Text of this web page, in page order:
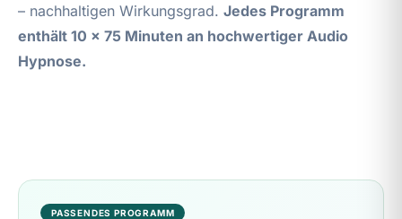
– nachhaltigen Wirkungsgrad. Jedes Programm
enthält 10 x 75 Minuten an hochwertiger Audio
Hypnose.
PASSENDES PROGRAMM